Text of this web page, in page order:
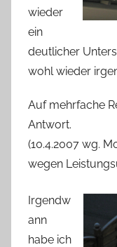
wieder
ein
deutlicher
wohl wieder
Auf mehrfache
Antwort.
(10.4.2007 wg.
wegen
Irgendw
ann
habe ich